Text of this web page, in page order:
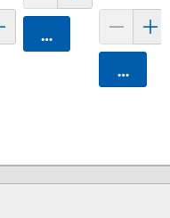
담기
카트에 담기
카트에